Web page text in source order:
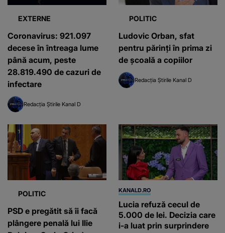
EXTERNE
Coronavirus: 921.097
decese în întreaga lume
până acum, peste
28.819.490 de cazuri de
infectare
Redacția Știrile Kanal D
POLITIC
Ludovic Orban, sfat
pentru părinți în prima zi
de școală a copiilor
Redacția Știrile Kanal D
POLITIC
PSD e pregătit să îi facă
plângere penală lui Ilie
KANALD.RO
Lucia refuză cecul de
5.000 de lei. Decizia care
i-a luat prin surprindere